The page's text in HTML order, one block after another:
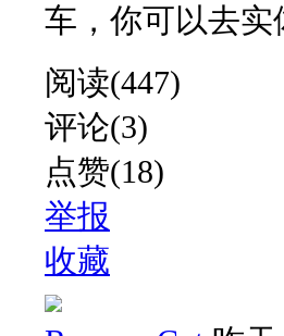
车，你可以去实
阅读(447)
评论(3)
点赞(18)
举报
收藏